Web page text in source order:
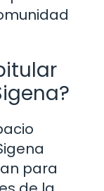
para